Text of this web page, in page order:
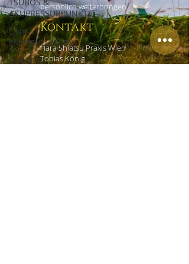
AKUPRESSURPUNKTE
LINK-
EMPFEHLUNGEN
KURSE &
persönlich weiterbringen.
Kontakt
Hara Shiatsu Praxis Wien
Tobias König